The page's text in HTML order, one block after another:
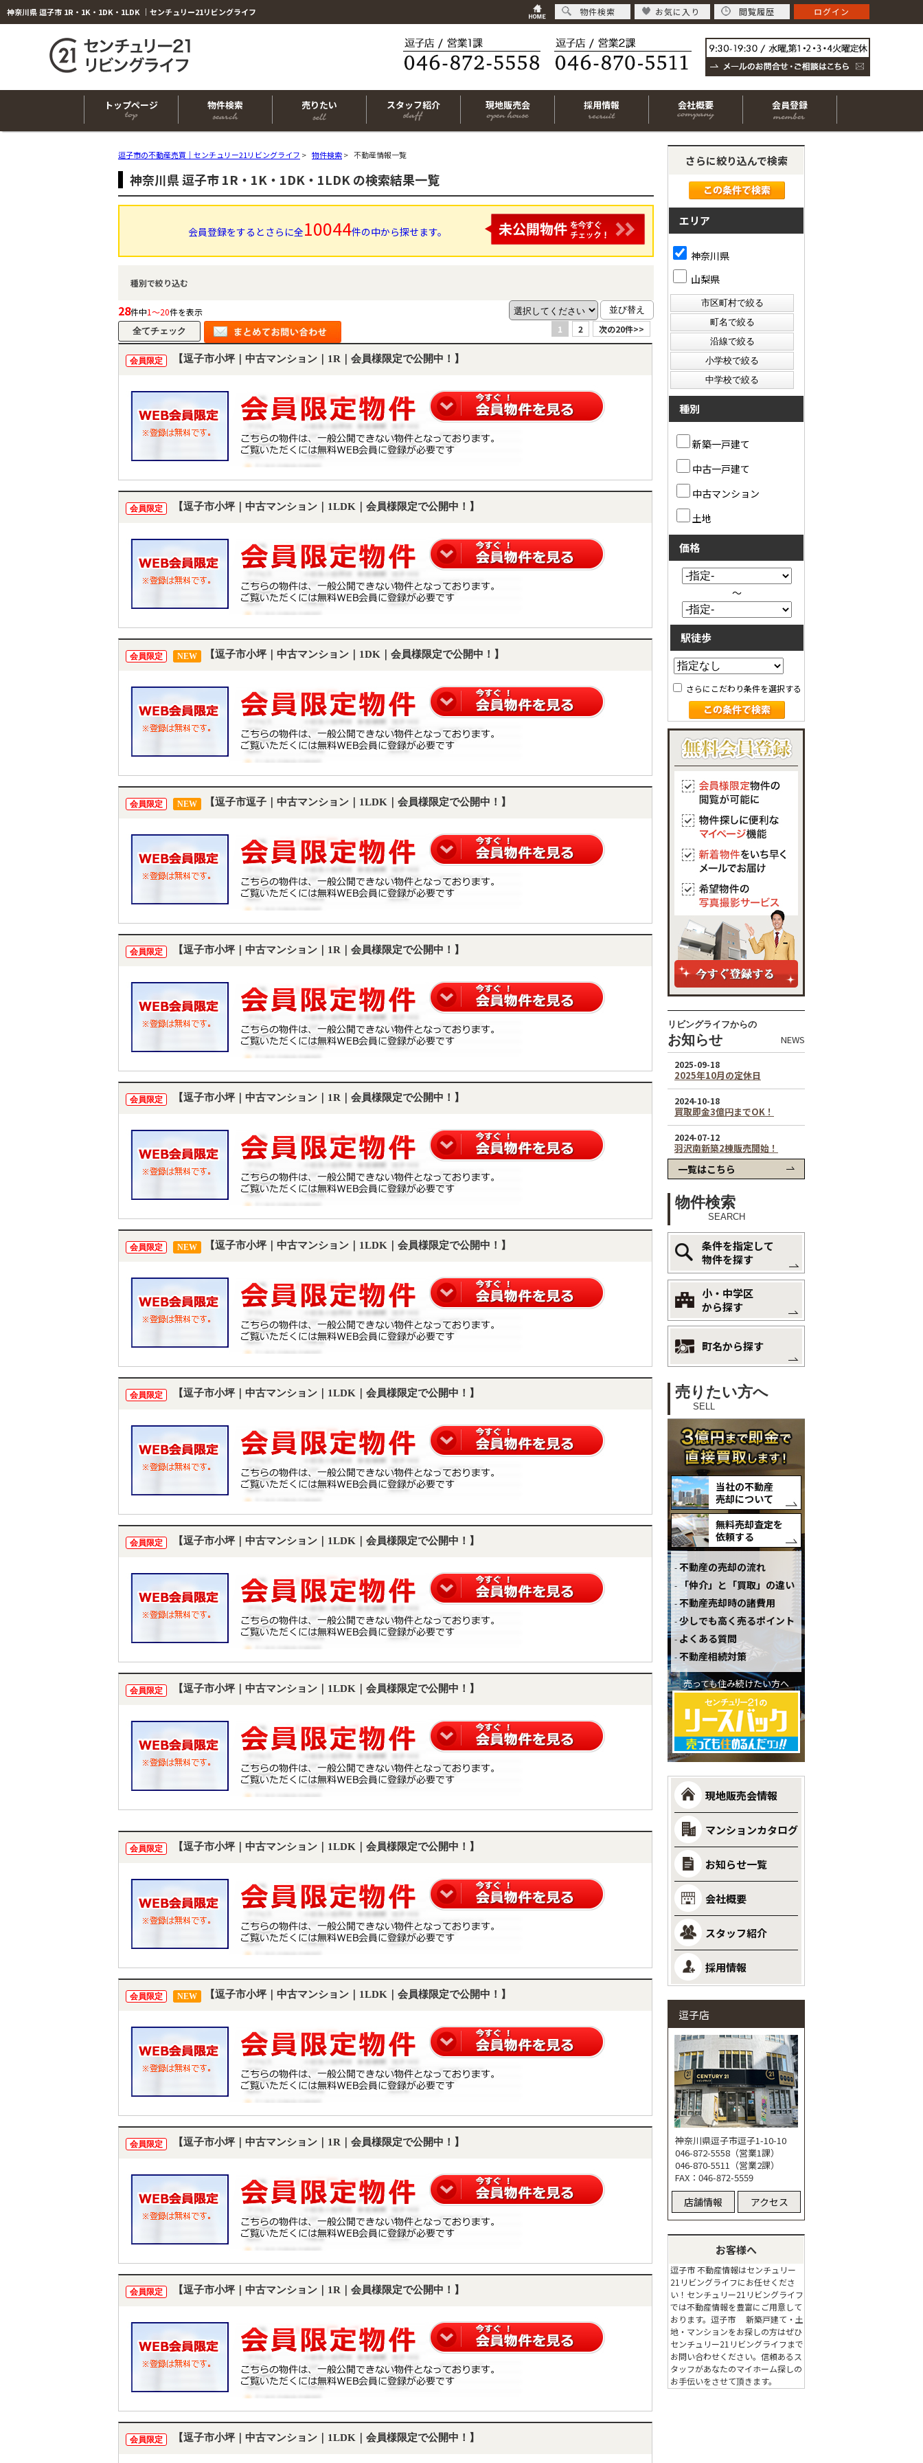
神奈川県 逗子市 1R・1K・1DK・1LDK ｜センチュリー21リビングライフ
トップページ 物件検索 売りたい スタッフ紹介 現地販売会 採用情報 会社概要 会員登録
逗子市の不動産売買｜センチュリー21リビングライフ > 物件検索> 不動産情報一覧
神奈川県 逗子市 1R・1K・1DK・1LDK の検索結果一覧
会員登録をするとさらに全10044件の中から探せます。
種別で絞り込む
28件中1～20件を表示
1
2 次の20件>>
会員限定 【逗子市小坪｜中古マンション｜1R｜会員様限定で公開中！】
会員限定 【逗子市小坪｜中古マンション｜1LDK｜会員様限定で公開中！】
会員限定 NEW 【逗子市小坪｜中古マンション｜1DK｜会員様限定で公開中！】
会員限定 NEW 【逗子市逗子｜中古マンション｜1LDK｜会員様限定で公開中！】
会員限定 【逗子市小坪｜中古マンション｜1R｜会員様限定で公開中！】
会員限定 【逗子市小坪｜中古マンション｜1R｜会員様限定で公開中！】
会員限定 NEW 【逗子市小坪｜中古マンション｜1LDK｜会員様限定で公開中！】
会員限定 【逗子市小坪｜中古マンション｜1LDK｜会員様限定で公開中！】
会員限定 【逗子市小坪｜中古マンション｜1LDK｜会員様限定で公開中！】
会員限定 【逗子市小坪｜中古マンション｜1LDK｜会員様限定で公開中！】
会員限定 【逗子市小坪｜中古マンション｜1LDK｜会員様限定で公開中！】
会員限定 NEW 【逗子市小坪｜中古マンション｜1LDK｜会員様限定で公開中！】
会員限定 【逗子市小坪｜中古マンション｜1R｜会員様限定で公開中！】
会員限定 【逗子市小坪｜中古マンション｜1R｜会員様限定で公開中！】
会員限定 【逗子市小坪｜中古マンション｜1LDK｜会員様限定で公開中！】
さらに絞り込んで検索
エリア
神奈川県
山梨県
種別
新築一戸建て
中古一戸建て
中古マンション
土地
価格
～
駅徒歩
さらにこだわり条件を選択する
リビングライフからの
お知らせ NEWS
一覧はこちら
物件検索
SEARCH
条件を指定して
物件を探す
小・中学区
から探す
町名から探す
売りたい方へ
SELL
当社の不動産
売却について
無料売却査定を
依頼する
不動産の売却の流れ
「仲介」と「買取」の違い
不動産売却時の諸費用
少しでも高く売るポイント
よくある質問
不動産相続対策
売っても住み続けたい方へ
現地販売会情報
マンションカタログ
お知らせ一覧
会社概要
スタッフ紹介
採用情報
逗子店
神奈川県逗子市逗子1-10-10
046-872-5558（営業1課）
046-870-5511（営業2課）
FAX：046-872-5559
店舗情報 アクセス
お客様へ
逗子市 不動産情報はセンチュリー
21リビングライフにお任せくださ
い！センチュリー21リビングライフ
では不動産情報を豊富にご用意して
おります。逗子市 新築戸建て・土
地・マンションをお探しの方はぜひ
センチュリー21リビングライフまで
お問い合わせください。信頼あるス
タッフがあなたのマイホーム探しの
お手伝いをさせて頂きます。
物件検索 お気に入り 閲覧履歴 ログイン